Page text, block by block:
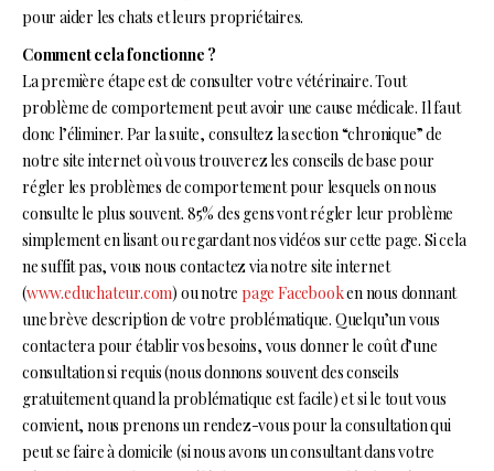
pour aider les chats et leurs propriétaires.
Comment cela fonctionne ?
La première étape est de consulter votre vétérinaire. Tout
problème de comportement peut avoir une cause médicale. Il faut
donc l’éliminer. Par la suite, consultez la section “chronique” de
notre site internet où vous trouverez les conseils de base pour
régler les problèmes de comportement pour lesquels on nous
consulte le plus souvent. 85% des gens vont régler leur problème
simplement en lisant ou regardant nos vidéos sur cette page. Si cela
ne suffit pas, vous nous contactez via notre site internet
(www.educhateur.com) ou notre page Facebooken nous donnant
une brève description de votre problématique. Quelqu’un vous
contactera pour établir vos besoins, vous donner le coût d’une
consultation si requis (nous donnons souvent des conseils
gratuitement quand la problématique est facile) et si le tout vous
convient, nous prenons un rendez-vous pour la consultation qui
peut se faire à domicile (si nous avons un consultant dans votre